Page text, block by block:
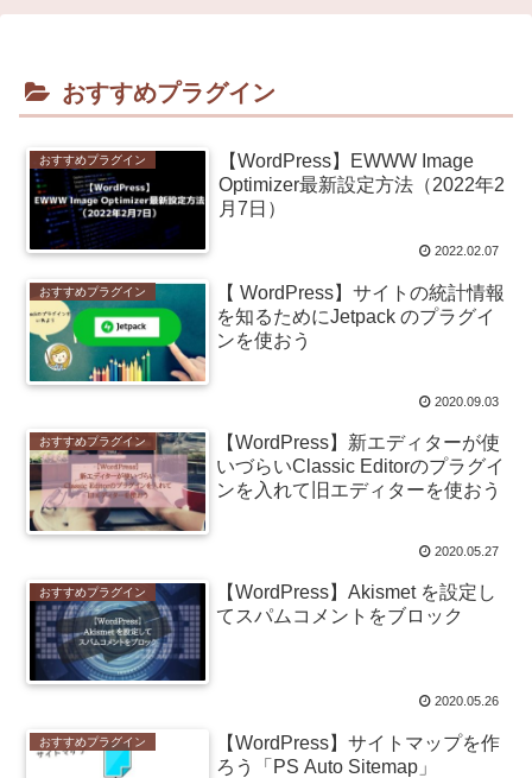
おすすめプラグイン
おすすめプラグイン
【WordPress】EWWW Image
Optimizer最新設定方法（2022年2
月7日）
2022.02.07
おすすめプラグイン
【 WordPress】サイトの統計情報
を知るためにJetpack のプラグイ
ンを使おう
2020.09.03
おすすめプラグイン
【WordPress】新エディターが使
いづらいClassic Editorのプラグイ
ンを入れて旧エディターを使おう
2020.05.27
おすすめプラグイン
【WordPress】Akismet を設定し
てスパムコメントをブロック
2020.05.26
おすすめプラグイン
【WordPress】サイトマップを作
ろう「PS Auto Sitemap」